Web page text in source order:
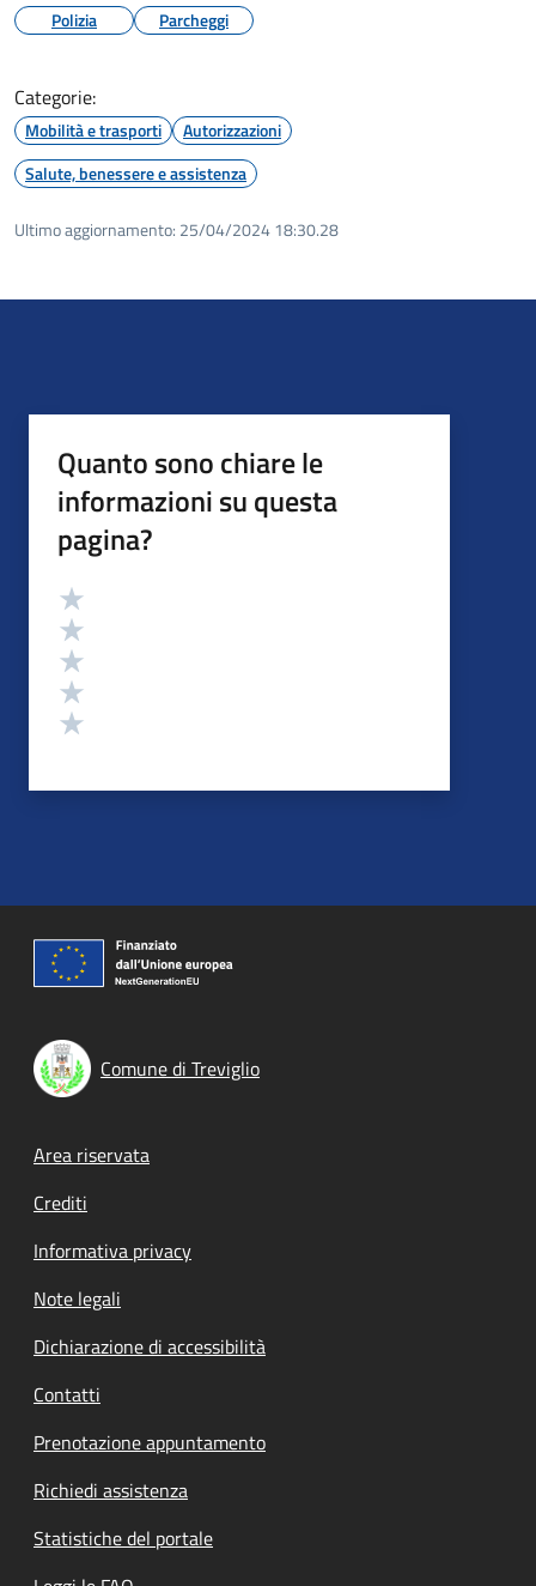
Polizia Parcheggi
Categorie:
Mobilità e trasporti
Autorizzazioni
Salute, benessere e assistenza
Ultimo aggiornamento: 25/04/2024 18:30.28
Quanto sono chiare le
informazioni su questa
pagina?
Valutazione
Comune di Treviglio
Footer menu
Area riservata
Crediti
Informativa privacy
Note legali
Dichiarazione di accessibilità
Contatti
Prenotazione appuntamento
Richiedi assistenza
Statistiche del portale